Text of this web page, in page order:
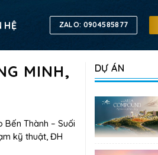
HỆ ZALO: 0904585877
MINH,
Thành – Suối
kỹ thuật, ĐH
DỰ ÁN